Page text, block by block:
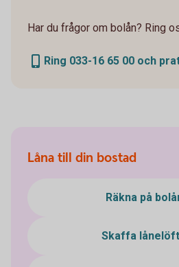
Har du frågor om bolån? Ring
Ring 033-16 65 00 och
Låna till din bostad
Räkna på
Skaffa